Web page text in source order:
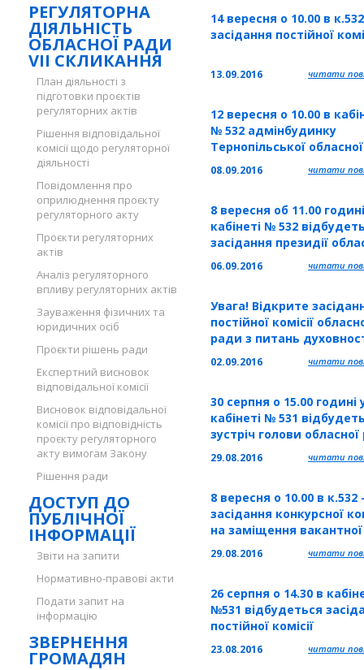
РЕГУЛЯТОРНА
ДІЯЛЬНІСТЬ
ОБЛАСНОЇ РАДИ
VII СКЛИКАННЯ
План діяльності з
підготовки проєктів
регуляторних актів
Рішення відповідальної
комісії щодо регуляторної
діяльності
Повідомлення про
оприлюднення проєкту
регуляторного акту
Проєкти регуляторних
актів
Аналіз регуляторного
впливу регуляторних актів
Зауваження фізичних та
юридичних осіб
Проєкти рішень ради
Експертний висновок
відповідальної комісії
Висновок відповідальної
комісії про відповідність
проєкту регуляторного
акту вимогам Закону
Рішення ради
ДОСТУП ДО
ПУБЛІЧНОЇ
ІНФОРМАЦІЇ
Звіти на запити
Нормативно-правові акти
Подати запит на
інформацію
ЗВЕРНЕННЯ
ГРОМАДЯН
14 вересня о 10.00 в
засідання постійної
13.09.2016 читати
12 вересня о 10.00 в
№ 532 адмінбудинку
Тернопільської
відбудеться наступне
засідання конкурсної
08.09.2016 читати
8 вересня об 11.00
кабінеті № 532
засідання президії
ради
06.09.2016 читати
Увага! Відкрите
постійної комісії
ради з питань
культури, свободи
інформації та розвитку
перенесено із 08.09.2016
07.09.2016. Початок – о
год., кабінет № 532
02.09.2016 читати
30 серпня о 15.00 годині
кабінеті № 531
зустріч голови
із делегацією
лікарів з Автономної
29.08.2016 читати
8 вересня о 10.00 в к.532
засідання конкурсної
на заміщення вакантної
посади директора-
художнього керівника
Тернопільської
«Тернопільський
український
театр ім. Т.Г. Шевченка»
29.08.2016 читати
26 серпня о 14.30 в
№531 відбудеться
постійної комісії
23.08.2016 читати